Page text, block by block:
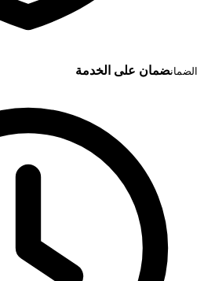
الضمانضمان على الخدمة